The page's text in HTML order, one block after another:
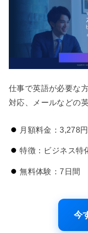
仕事で英語が必要な
対応、メールなどの
月額料金：3,278円
特徴：ビジネス特
無料体験：7日間
今